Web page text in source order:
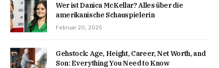
Wer ist Danica McKellar? Alles über die
amerikanische Schauspielerin
Februar 20, 2025
Gehstock: Age, Height, Career, Net Worth, and
Son: Everything You Need to Know